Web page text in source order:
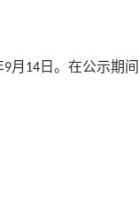
9月 14 日。在公示期